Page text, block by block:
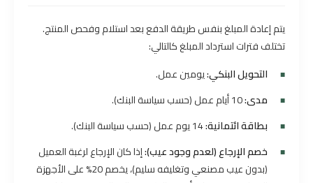
يتم إعادة المبلغ بنفس طريقة الدفع بعد استلام وفحص المنتج.
تختلف فترات استرداد المبلغ كالتالي:
التحويل البنكي:يومين عمل.
مدى:
بطاقة ائتمانية:
خصم الإرجاع (لعدم وجود عيب):إذا كان الإرجاع لرغبة العميل
(بدون عيب مصنعي وتغليفه سليم)، يخصم 20% على الأجهزة